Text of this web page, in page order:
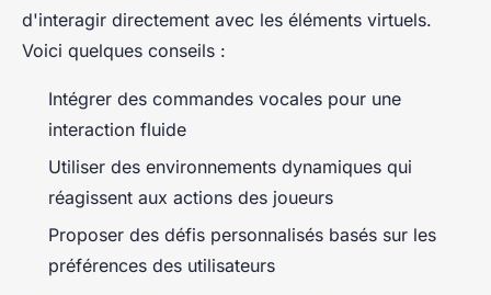
d'interagir directement avec les éléments virtuels.
Voici quelques conseils :
Intégrer des commandes vocales pour une
interaction fluide
Utiliser des environnements dynamiques qui
réagissent aux actions des joueurs
Proposer des défis personnalisés basés sur les
préférences des utilisateurs